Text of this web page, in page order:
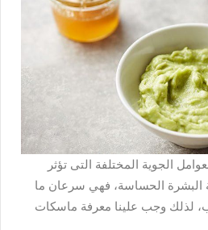
الجوية المختلفة التى تؤثر
البشرة الحساسة، فهي سرعان ما
لذلك وجب علينا معرفة ماسكات